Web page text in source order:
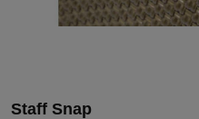
Staff Snap